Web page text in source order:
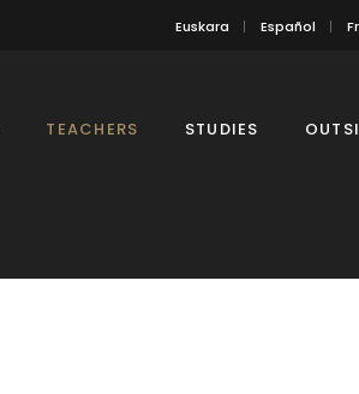
Euskara Español
TEACHERS STUDIES